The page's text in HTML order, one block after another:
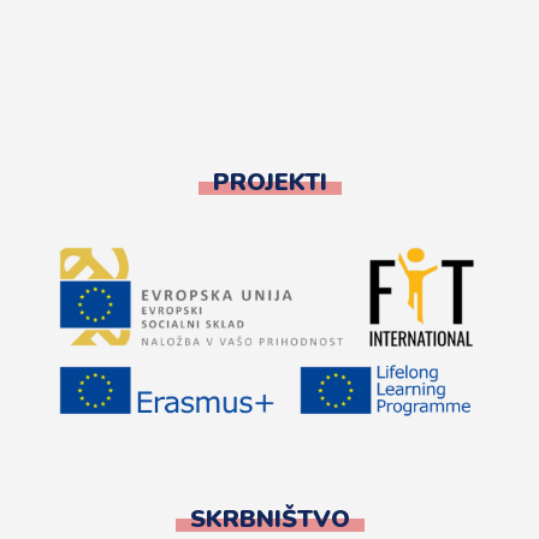
PROJEKTI
SKRBNIŠTVO